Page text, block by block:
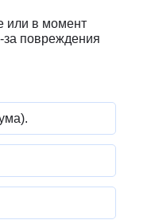
или в момент
за повреждения